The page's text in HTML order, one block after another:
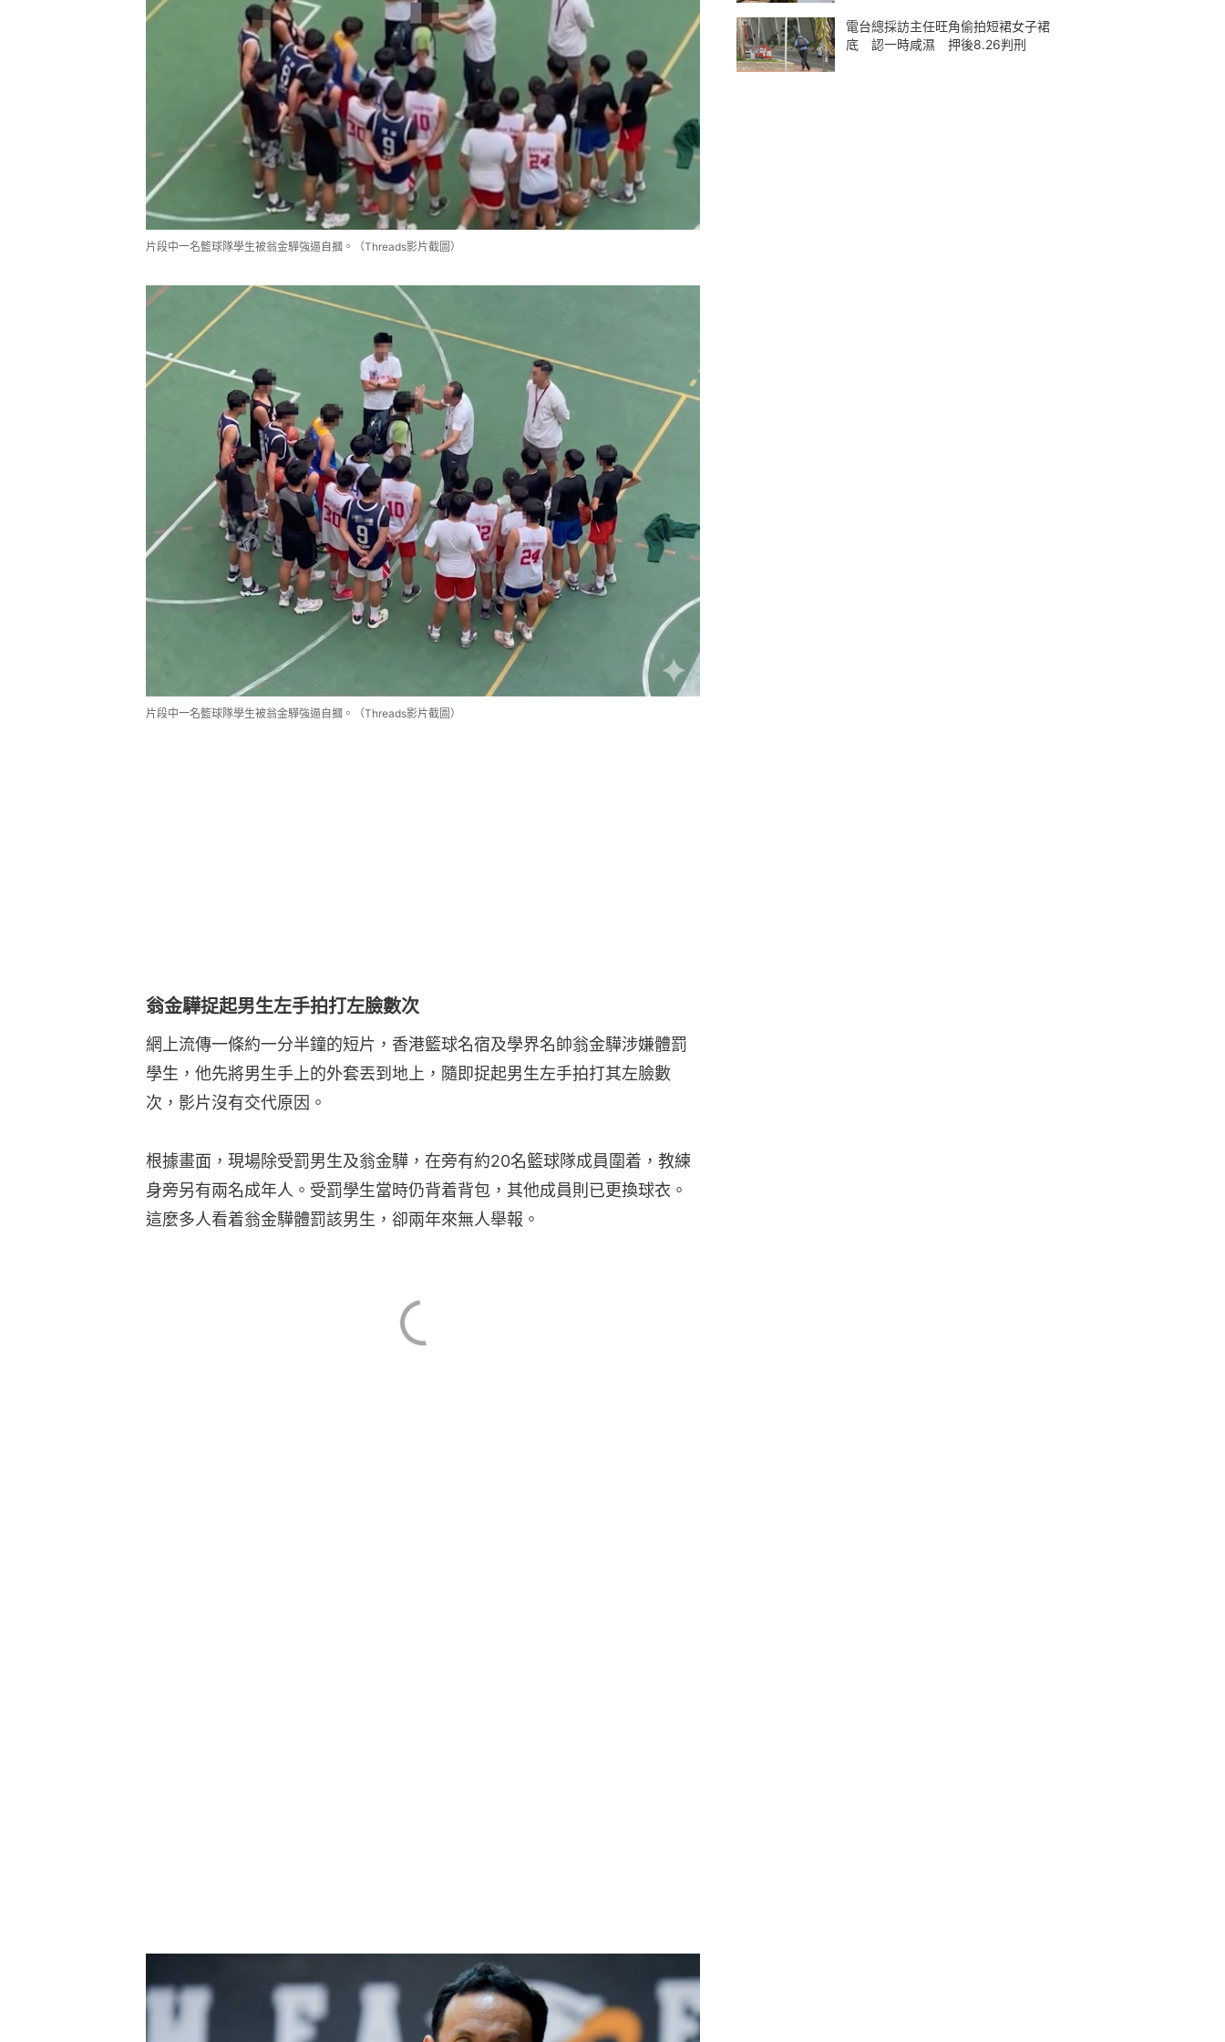
片段中一名籃球隊學生被翁金驊強逼自摑。（Threads影片截圖）
片段中一名籃球隊學生被翁金驊強逼自摑。（Threads影片截圖）
翁金驊捉起男生左手拍打左臉數次
網上流傳一條約一分半鐘的短片，香港籃球名宿及學界名帥翁金驊涉嫌體罰
學生，他先將男生手上的外套丟到地上，隨即捉起男生左手拍打其左臉數
次，影片沒有交代原因。
根據畫面，現場除受罰男生及翁金驊，在旁有約20名籃球隊成員圍着，教練
身旁另有兩名成年人。受罰學生當時仍背着背包，其他成員則已更換球衣。
這麼多人看着翁金驊體罰該男生，卻兩年來無人舉報。
電台總採訪主任旺角偷拍短裙女子裙
底 認一時咸濕 押後8.26判刑